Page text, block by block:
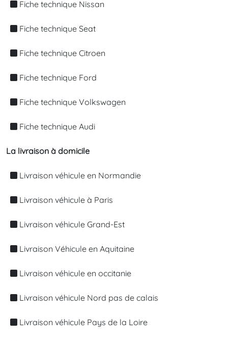
Fiche technique Nissan
Fiche technique Seat
Fiche technique Citroen
Fiche technique Ford
Fiche technique Volkswagen
Fiche technique Audi
La livraison à domicile
Livraison véhicule en Normandie
Livraison véhicule à Paris
Livraison véhicule Grand-Est
Livraison Véhicule en Aquitaine
Livraison véhicule en occitanie
Livraison véhicule Nord pas de calais
Livraison véhicule Pays de la Loire